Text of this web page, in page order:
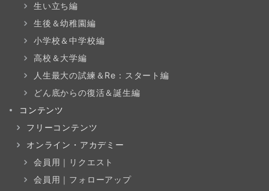
生い立ち編
生後＆幼稚園編
小学校＆中学校編
高校＆大学編
人生最大の試練＆Re：スタート編
どん底からの復活＆誕生編
コンテンツ
フリーコンテンツ
オンライン・アカデミー
会員用｜リクエスト
会員用｜フォローアップ